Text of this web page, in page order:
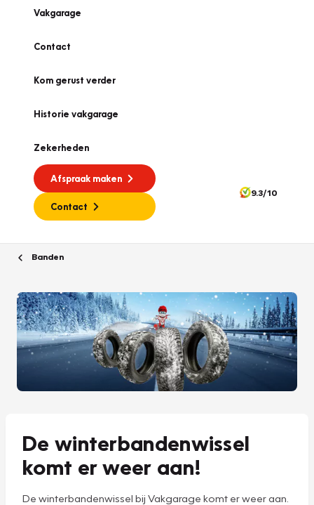
Vakgarage
Contact
Kom gerust verder
Historie vakgarage
Zekerheden
Afspraak maken
Contact
9.3/10
Banden
De winterbandenwissel
komt er weer aan!
De winterbandenwissel bij Vakgarage komt er weer aan.